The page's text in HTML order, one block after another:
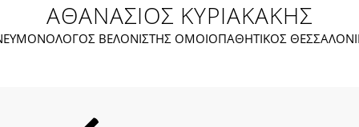
ΑΘΑΝΑΣΙΟΣ ΚΥΡΙΑΚΑΚΗΣ
ΒΕΛΟΝΙΣΤΗΣ ΟΜΟΙΟΠΑΘΗΤΙΚΟΣ